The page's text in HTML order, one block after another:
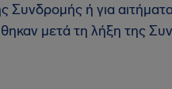
Συνδρομής ή για
μετά τη λήξη της